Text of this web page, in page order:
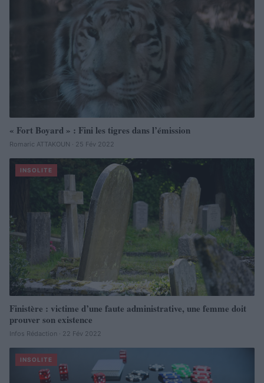
« Fort Boyard » : Fini les tigres dans l’émission
Romaric ATTAKOUN · 25 Fév 2022
INSOLITE
Finistère : victime d’une faute administrative, une femme doit
prouver son existence
Infos Rédaction · 22 Fév 2022
INSOLITE